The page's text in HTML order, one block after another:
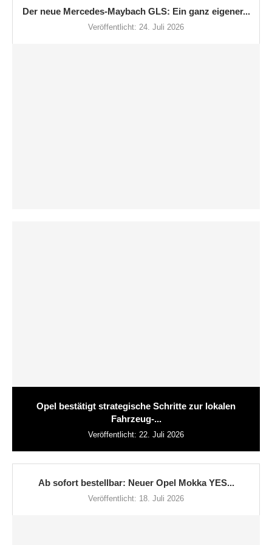
Der neue Mercedes-Maybach GLS: Ein ganz eigener...
Veröffentlicht: 24. Juli 2026
Opel bestätigt strategische Schritte zur lokalen
Fahrzeug-...
Veröffentlicht: 22. Juli 2026
Ab sofort bestellbar: Neuer Opel Mokka YES...
Veröffentlicht: 18. Juli 2026